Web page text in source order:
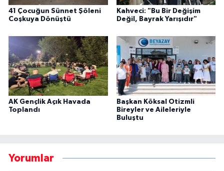
41 Çocuğun Sünnet Şöleni
Coşkuya Dönüştü
Kahveci: "Bu Bir Değişim
Değil, Bayrak Yarışıdır"
AK Gençlik Açık Havada
Toplandı
Başkan Köksal Otizmli
Bireyler ve Aileleriyle
Buluştu
Yorumlar